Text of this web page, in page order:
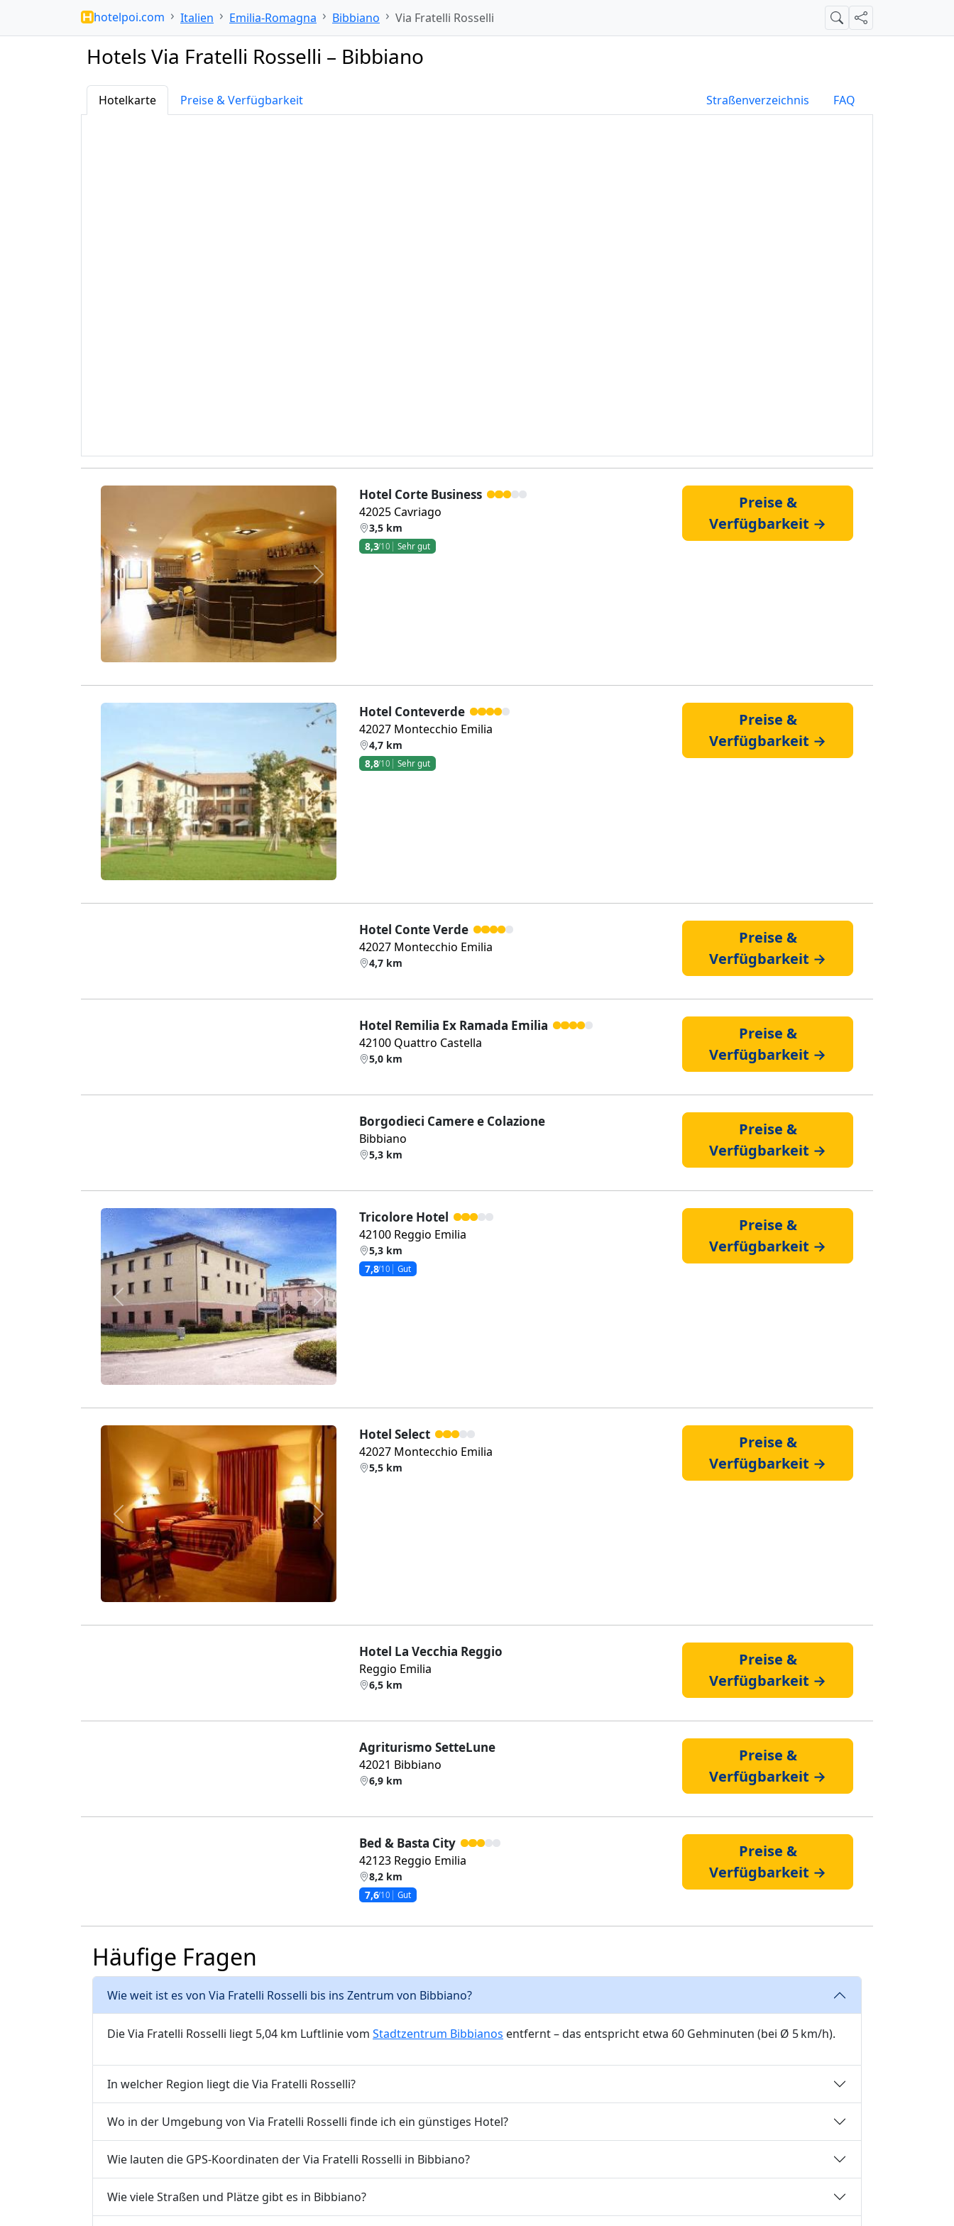
hotelpoi.com Italien Emilia-Romagna Bibbiano Via Fratelli Rosselli SucheTeilen
Hotels Via Fratelli Rosselli – Bibbiano
Hotelkarte Preise & Verfügbarkeit Straßenverzeichnis FAQ
Zurück Weiter
Hotel Corte Business
42025 Cavriago
3,5 km
8,3/10 Sehr gut
Preise &
Verfügbarkeit →
Zurück Weiter
Hotel Conteverde
42027 Montecchio Emilia
4,7 km
8,8/10 Sehr gut
Preise &
Verfügbarkeit →
Hotel Conte Verde
42027 Montecchio Emilia
4,7 km
Preise &
Verfügbarkeit →
Hotel Remilia Ex Ramada Emilia
42100 Quattro Castella
5,0 km
Preise &
Verfügbarkeit →
Borgodieci Camere e Colazione
Bibbiano
5,3 km
Preise &
Verfügbarkeit →
Zurück Weiter
Tricolore Hotel
42100 Reggio Emilia
5,3 km
7,8/10 Gut
Preise &
Verfügbarkeit →
Zurück Weiter
Hotel Select
42027 Montecchio Emilia
5,5 km
Preise &
Verfügbarkeit →
Hotel La Vecchia Reggio
Reggio Emilia
6,5 km
Preise &
Verfügbarkeit →
Agriturismo SetteLune
42021 Bibbiano
6,9 km
Preise &
Verfügbarkeit →
Bed & Basta City
42123 Reggio Emilia
8,2 km
7,6/10 Gut
Preise &
Verfügbarkeit →
Häufige Fragen
Wie weit ist es von Via Fratelli Rosselli bis ins Zentrum von Bibbiano?
Die Via Fratelli Rosselli liegt 5,04 km Luftlinie vom Stadtzentrum Bibbianos entfernt – das entspricht etwa 60 Gehminuten (bei Ø 5 km/h).
In welcher Region liegt die Via Fratelli Rosselli?
Wo in der Umgebung von Via Fratelli Rosselli finde ich ein günstiges Hotel?
Wie lauten die GPS-Koordinaten der Via Fratelli Rosselli in Bibbiano?
Wie viele Straßen und Plätze gibt es in Bibbiano?